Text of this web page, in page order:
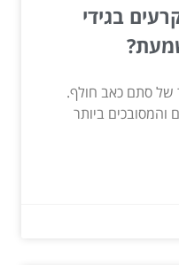
בגידי
של סתם כאב חולף.
ביותר